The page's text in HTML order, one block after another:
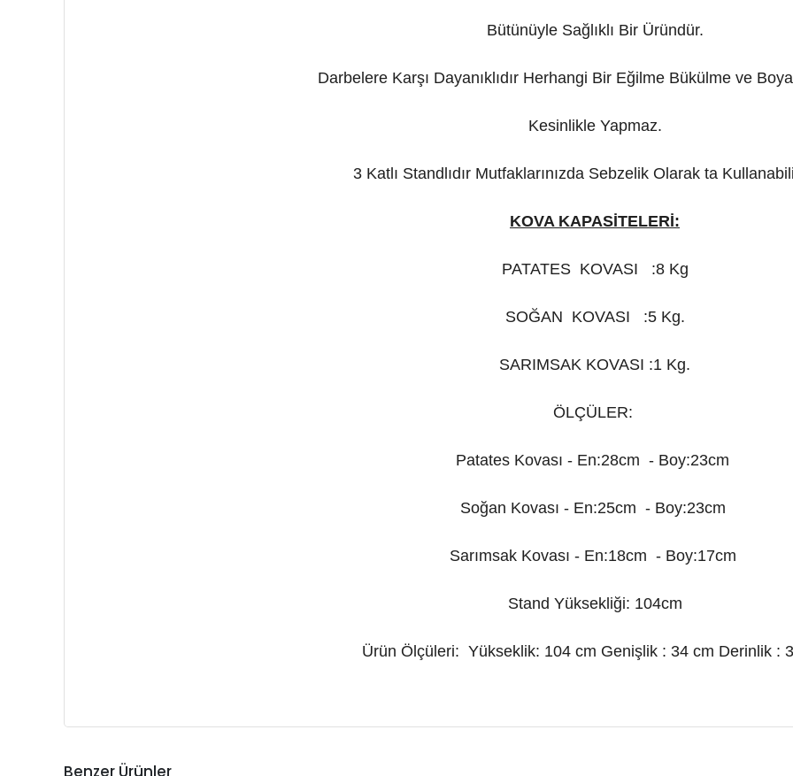
Bütünüyle Sağlıklı Bir Üründür.
Darbelere Karşı Dayanıklıdır Herhangi Bir Eğilme Bükülme ve
Kesinlikle Yapmaz.
3 Katlı Standlıdır Mutfaklarınızda Sebzelik Olarak ta
KOVA KAPASİTELERİ:
PATATES KOVASI :8 Kg
SOĞAN KOVASI :5 Kg.
SARIMSAK KOVASI :1 Kg.
ÖLÇÜLER:
Patates Kovası - En:28cm - Boy:23cm
Soğan Kovası - En:25cm - Boy:23cm
Sarımsak Kovası - En:18cm - Boy:17cm
Stand Yüksekliği: 104cm
Ürün Ölçüleri: Yükseklik: 104 cm Genişlik : 34 cm Derinlik :
Benzer Ürünler